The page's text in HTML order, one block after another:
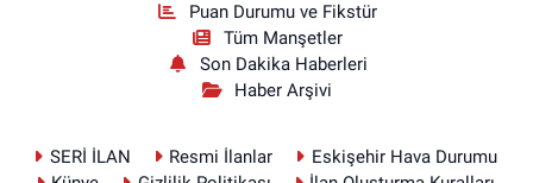
Puan Durumu ve Fikstür
Tüm Manşetler
Son Dakika Haberleri
Haber Arşivi
SERİ İLAN Resmi İlanlar
Eskişehir Hava Durumu